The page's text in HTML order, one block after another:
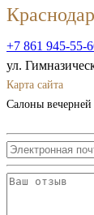
Краснодар
+7 861 945-55-
ул.
Карта сайта
Салоны